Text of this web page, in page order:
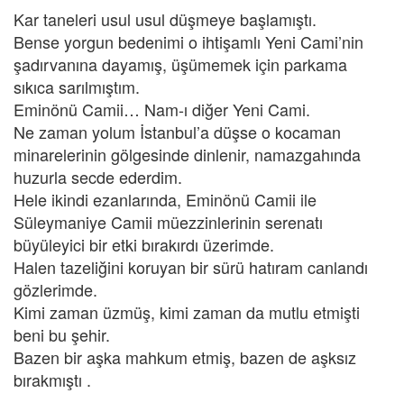
Kar taneleri usul usul düşmeye başlamıştı.
Bense yorgun bedenimi o ihtişamlı Yeni Cami’nin
şadırvanına dayamış, üşümemek için parkama
sıkıca sarılmıştım.
Eminönü Camii… Nam-ı diğer Yeni Cami.
Ne zaman yolum İstanbul’a düşse o kocaman
minarelerinin gölgesinde dinlenir, namazgahında
huzurla secde ederdim.
Hele ikindi ezanlarında, Eminönü Camii ile
Süleymaniye Camii müezzinlerinin serenatı
büyüleyici bir etki bırakırdı üzerimde.
Halen tazeliğini koruyan bir sürü hatıram canlandı
gözlerimde.
Kimi zaman üzmüş, kimi zaman da mutlu etmişti
beni bu şehir.
Bazen bir aşka mahkum etmiş, bazen de aşksız
bırakmıştı .